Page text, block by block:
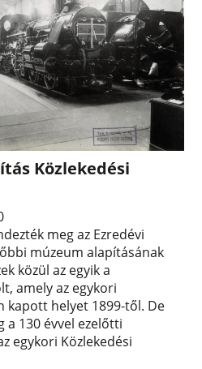
Közlekedési
meg az Ezredévi
múzeum alapításának
közül az egyik a
amely az egykori
kapott helyet 1899-től. De
130 évvel ezelőtti
egykori Közlekedési